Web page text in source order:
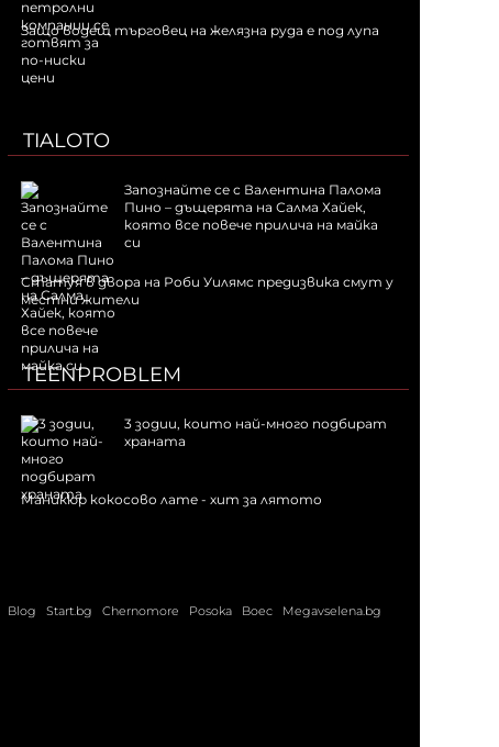
Защо водещ търговец на желязна руда е под лупа
TIALOTO
Запознайте се с Валентина Палома
Пино – дъщерята на Салма Хайек,
която все повече прилича на майка
си
Статуя в двора на Роби Уилямс предизвика смут у
местни жители
TEENPROBLEM
3 зодии, които най-много подбират
храната
Маникюр кокосово лате - хит за лятото
Blog Start.bg Chernomore Posoka Boec Megavselena.bg